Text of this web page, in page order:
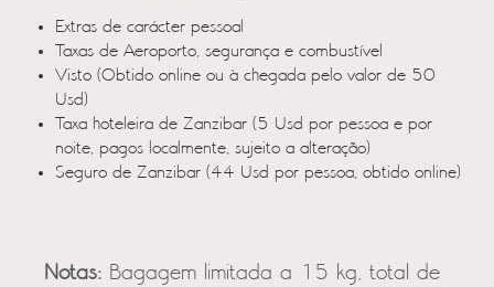
Extras de carácter pessoal
Taxas de Aeroporto, segurança e combustível
Visto (Obtido online ou à chegada pelo valor de 50
Usd)
Taxa hoteleira de Zanzibar (5 Usd por pessoa e por
noite, pagos localmente, sujeito a alteração)
Seguro de Zanzibar (44 Usd por pessoa, obtido online)
Notas: Bagagem limitada a 15 kg, total de